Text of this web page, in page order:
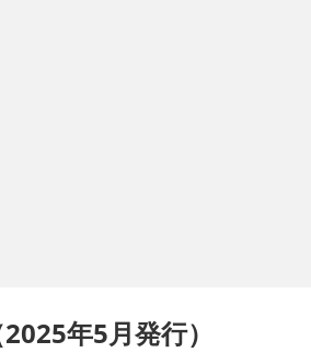
年5月発行）